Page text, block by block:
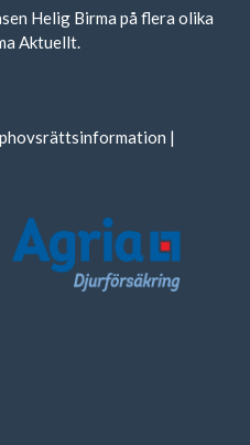
Helig Birma på flera olika
Aktuellt.
|